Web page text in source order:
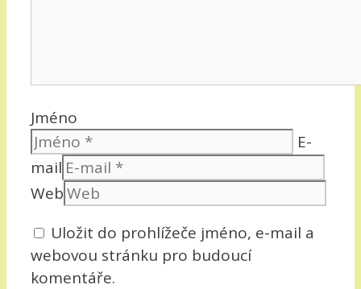
Jméno
E-
mail
Web
Uložit do prohlížeče jméno, e-mail a
webovou stránku pro budoucí
komentáře.